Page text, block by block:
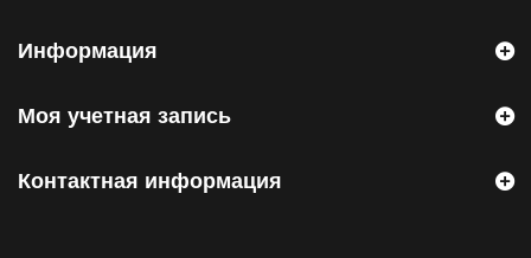
Информация
Моя учетная запись
Контактная информация